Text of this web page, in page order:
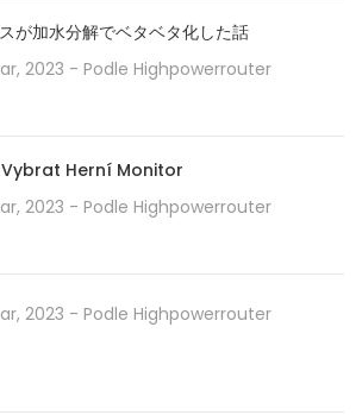
が加水分解でベタベタ化した話
2023 - Podle Highpowerrouter
Herní Monitor
2023 - Podle Highpowerrouter
2023 - Podle Highpowerrouter